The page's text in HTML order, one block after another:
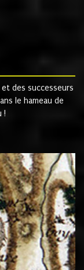
et des successeurs
le hameau de
!